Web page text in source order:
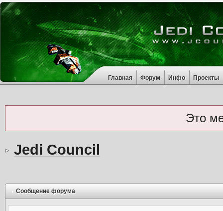
Главная Форум Инфо Проекты
Это
Jedi Council
Сообщение форума